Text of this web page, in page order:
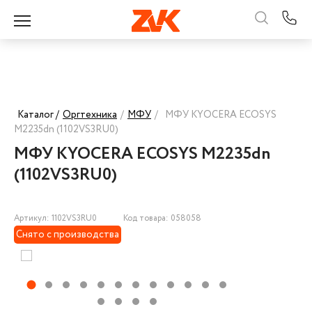
Каталог / Оргтехника / МФУ / МФУ KYOCERA ECOSYS
M2235dn (1102VS3RU0)
МФУ KYOCERA ECOSYS M2235dn
(1102VS3RU0)
Артикул: 1102VS3RU0 Код товара: 058058
Снято с производства